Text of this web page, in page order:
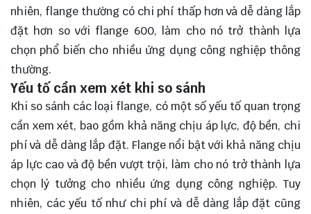
nhiên, flange thường có chi phí thấp hơn và dễ dàng lắp
đặt hơn so với flange 600, làm cho nó trở thành lựa
chọn phổ biến cho nhiều ứng dụng công nghiệp thông
thường.
Yếu tố cần xem xét khi so sánh
Khi so sánh các loại flange, có một số yếu tố quan trọng
cần xem xét, bao gồm khả năng chịu áp lực, độ bền, chi
phí và dễ dàng lắp đặt. Flange nổi bật với khả năng chịu
áp lực cao và độ bền vượt trội, làm cho nó trở thành lựa
chọn lý tưởng cho nhiều ứng dụng công nghiệp. Tuy
nhiên, các yếu tố như chi phí và dễ dàng lắp đặt cũng